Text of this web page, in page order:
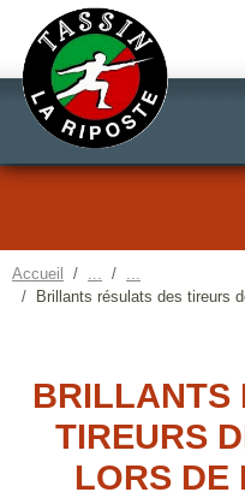
Accueil
Brillants résulats des tireurs
BRILLANTS
TIREURS
LORS DE
Panneau de gestion des